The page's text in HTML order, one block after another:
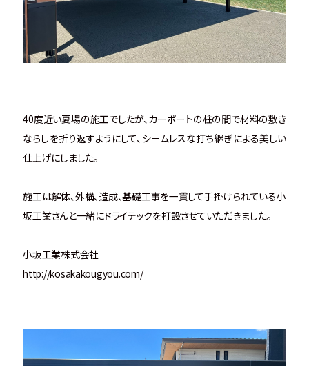
40度近い夏場の施工でしたが、カーポートの柱の間で材料の敷き
ならしを折り返すようにして、シームレスな打ち継ぎによる美しい
仕上げにしました。
施工は解体、外構、造成、基礎工事を一貫して手掛けられている小
坂工業さんと一緒にドライテックを打設させていただきました。
小坂工業株式会社
http://kosakakougyou.com/